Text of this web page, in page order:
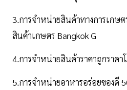
3.การจำหน่ายสินค้าทางการเกษ
สินค้าเกษตร Bangkok G
4.การจำหน่ายสินค้าราคาถูกราคา
5.การจำหน่ายอาหารอร่อยของดี